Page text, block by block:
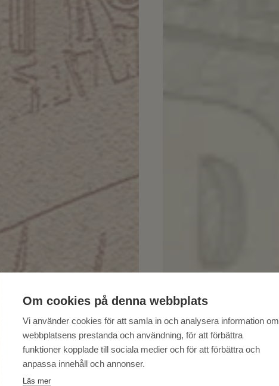
Om cookies på denna webbplats
Vi använder cookies för att samla in och analysera information om
webbplatsens prestanda och användning, för att förbättra
funktioner kopplade till sociala medier och för att förbättra och
anpassa innehåll och annonser.
Läs mer